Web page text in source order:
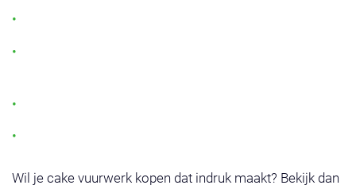
Wil je cake vuurwerk kopen dat indruk maakt? Bekijk dan